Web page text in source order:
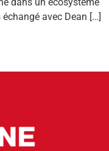
avec Dean […]